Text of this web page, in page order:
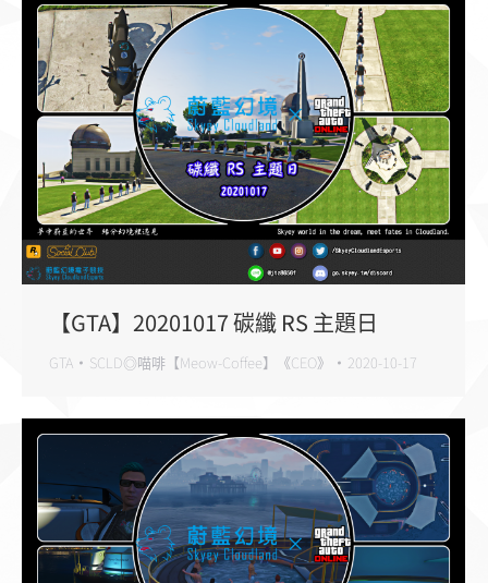
【GTA】20201017 碳纖 RS 主題日
GTA SCLD◎喵啡【Meow-Coffee】《CEO》 2020-10-17